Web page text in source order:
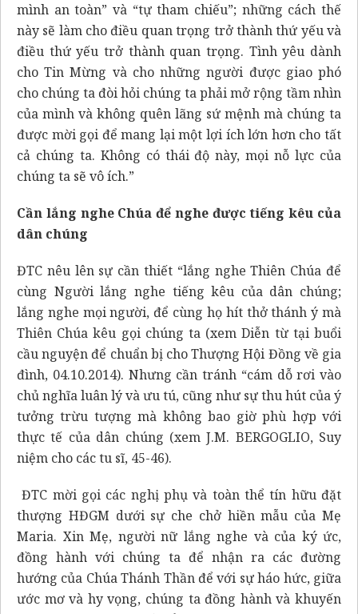
mình an toàn” và “tự tham chiếu”; những cách thế
này sẽ làm cho điều quan trọng trở thành thứ yếu và
điều thứ yếu trở thành quan trọng. Tình yêu dành
cho Tin Mừng và cho những người được giao phó
cho chúng ta đòi hỏi chúng ta phải mở rộng tầm nhìn
của mình và không quên lãng sứ mệnh mà chúng ta
được mời gọi để mang lại một lợi ích lớn hơn cho tất
cả chúng ta. Không có thái độ này, mọi nỗ lực của
chúng ta sẽ vô ích.”
Cần lắng nghe Chúa để nghe được tiếng kêu của
dân chúng
ĐTC nêu lên sự cần thiết “lắng nghe Thiên Chúa để
cùng Người lắng nghe tiếng kêu của dân chúng;
lắng nghe mọi người, để cùng họ hít thở thánh ý mà
Thiên Chúa kêu gọi chúng ta (xem Diễn từ tại buổi
cầu nguyện để chuẩn bị cho Thượng Hội Đồng về gia
đình, 04.10.2014). Nhưng cần tránh “cám dỗ rơi vào
chủ nghĩa luân lý và ưu tú, cũng như sự thu hút của ý
tưởng trừu tượng mà không bao giờ phù hợp với
thực tế của dân chúng (xem J.M. BERGOGLIO, Suy
niệm cho các tu sĩ, 45-46).
ĐTC mời gọi các nghị phụ và toàn thể tín hữu đặt
thượng HĐGM dưới sự che chở hiền mẫu của Mẹ
Maria. Xin Mẹ, người nữ lắng nghe và của ký ức,
đồng hành với chúng ta để nhận ra các đường
hướng của Chúa Thánh Thần để với sự háo hức, giữa
ước mơ và hy vọng, chúng ta đồng hành và khuyến